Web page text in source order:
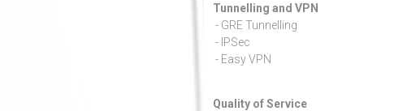
Tunnelling and VPN
- GRE Tunnelling
- IPSec
- Easy VPN
Quality of Service